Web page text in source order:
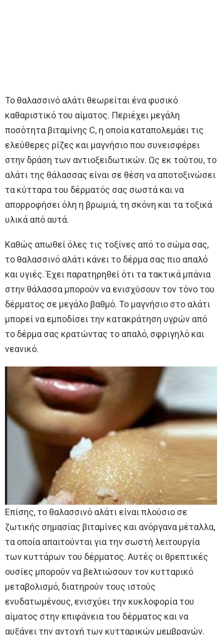
Το θαλασσινό αλάτι θεωρείται ένα φυσικό
καθαριστικό του αίματος. Περιέχει μεγάλη
ποσότητα βιταμίνης C, η οποία καταπολεμάει τις
ελεύθερες ρίζες και μαγνήσιο που συνεισφέρει
στην δράση των αντιοξειδωτικών. Ως εκ τούτου, το
αλάτι της θάλασσας είναι σε θέση να αποτοξινώσει
τα κύτταρα του δέρματός σας σωστά και να
απορροφήσει όλη η βρωμιά, τη σκόνη και τα τοξικά
υλικά από αυτά.
Καθώς απωθεί όλες τις τοξίνες από το σώμα σας,
το θαλασσινό αλάτι κάνει το δέρμα σας πιο απαλό
και υγιές. Έχει παρατηρηθεί ότι τα τακτικά μπάνια
στην θάλασσα μπορούν να ενισχύσουν τον τόνο του
δέρματος σε μεγάλο βαθμό. Το μαγνήσιο στο αλάτι
μπορεί να εμποδίσει την κατακράτηση υγρών από
το δέρμα σας κρατώντας το απαλό, σφριγηλό και
νεανικό.
Επίσης, το θαλασσινό αλάτι είναι πλούσιο σε
ζωτικής σημασίας βιταμίνες και ανόργανα μέταλλα,
τα οποία απαιτούνται για την σωστή λειτουργία
των κυττάρων του δέρματος. Αυτές οι θρεπτικές
ουσίες μπορούν να βελτιώσουν τον κυτταρικό
μεταβολισμό, διατηρούν τους ιστούς
ενυδατωμένους, ενισχύει την κυκλοφορία του
αίματος στην επιφάνεια του δέρματος και να
αυξάνει την αντοχή των κυτταρικών μεμβρανών.